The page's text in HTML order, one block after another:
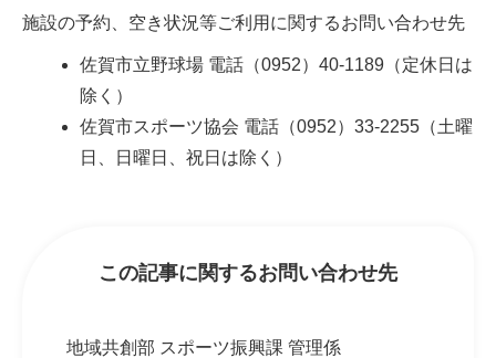
施設の予約、空き状況等ご利用に関するお問い合わせ先
佐賀市立野球場 電話（0952）40-1189（定休日は
除く）
佐賀市スポーツ協会 電話（0952）33-2255（土曜
日、日曜日、祝日は除く）
この記事に関するお問い合わせ先
地域共創部 スポーツ振興課 管理係